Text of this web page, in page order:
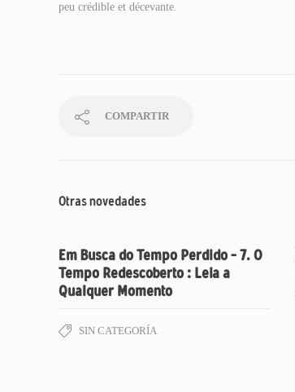
peu crédible et décevante.
COMPARTIR
Otras novedades
Em Busca do Tempo Perdido – 7. O
Tempo Redescoberto : Leia a
Qualquer Momento
SIN CATEGORÍA